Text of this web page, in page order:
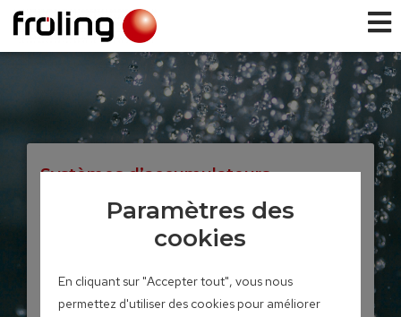
Systèmes d’accumulateurs
Accumulateur
stratifié solaire
Volume de l’accumulateur 700 –
2.200 litres
Paramètres des
cookies
En cliquant sur "Accepter tout", vous nous
permettez d'utiliser des cookies pour améliorer